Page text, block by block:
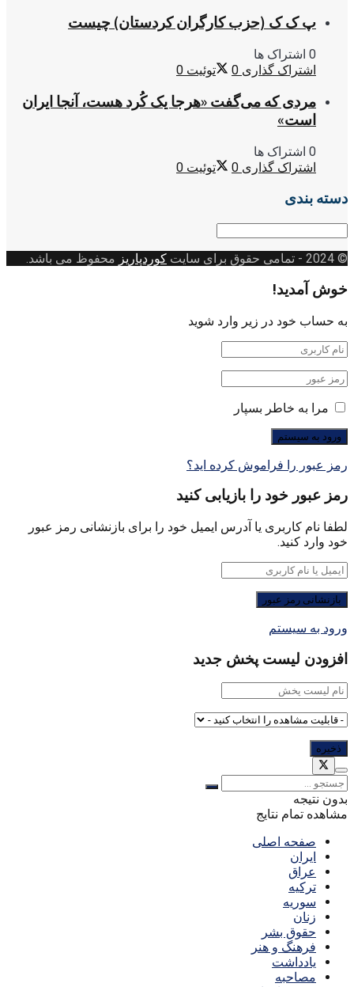
پ ک ک (حزب کارگران کردستان) چیست
0 اشتراک ها
اشتراک گذاری 0 توئیت 0
مردی که می‌گفت «هرجا یک کُرد هست، آنجا ایران
است»
0 اشتراک ها
اشتراک گذاری 0 توئیت 0
دسته بندی
دسته
© 2024
- تمامی حقوق برای سایت کوردپاریز محفوظ می باشد.
خوش آمدید!
به حساب خود در زیر وارد شوید
مرا به خاطر بسپار
رمز عبور را فراموش کرده اید؟
رمز عبور خود را بازیابی کنید
لطفا نام کاربری یا آدرس ایمیل خود را برای بازنشانی رمز عبور
خود وارد کنید.
ورود به سیستم
افزودن لیست پخش جدید
بدون نتیجه
مشاهده تمام نتایج
صفحه اصلی
ایران
عراق
ترکیه
سوریه
زنان
حقوق بشر
فرهنگ و هنر
یادداشت
مصاحبه